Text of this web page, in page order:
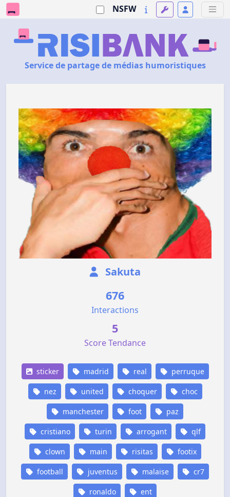
NSFW
Service de partage de médias humoristiques
Sakuta
676
Interactions
5
Score Tendance
sticker madrid real perruque
nez united choquer choc
manchester foot paz
cristiano turin arrogant qlf
clown main risitas footix
football juventus malaise cr7
ronaldo ent